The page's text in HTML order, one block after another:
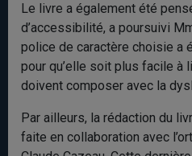
Le livre a également été
d’accessibilité, a poursuivi
police de caractère choisie a
pour qu’elle soit plus facile à
doivent composer avec la
Par ailleurs, la rédaction du
faite en collaboration avec